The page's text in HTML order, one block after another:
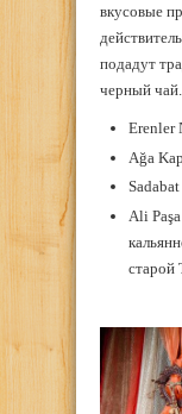
вкусовые
подадут
черный чай.
Erenler
Ağa
Ali
старой